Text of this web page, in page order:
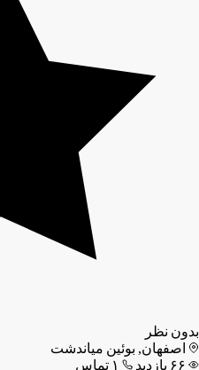
بدون نظر
اصفهان, بوئین میاندشت